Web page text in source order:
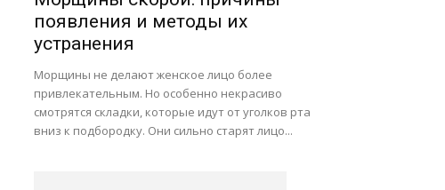
появления и методы их
устранения
Морщины не делают женское лицо более
привлекательным. Но особенно некрасиво
смотрятся складки, которые идут от уголков рта
вниз к подбородку. Они сильно старят лицо...